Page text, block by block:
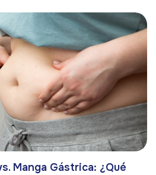
Manga Gástrica: ¿Qué